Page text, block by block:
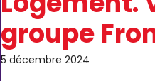
groupe
5 décembre 2024